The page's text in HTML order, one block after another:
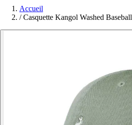
Accueil
/ Casquette Kangol Washed Baseball